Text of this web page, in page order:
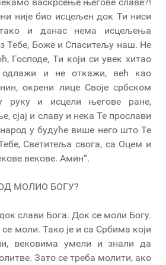
није био исцељен док Ти ниси
и данас нема исцељења
Тебе, Боже и Спаситељу наш. Не
Господе, Ти који си увек хитао
и не откажи, већ као
окрени лице Своје србском
руку и исцели његове ране,
сјај и славу и нека Те прослави
у будуће више него што Те
Светитеља свога, са Оцем и
векове. Амин“.
МОЛИО БОГУ?
слави Бога. Док се моли Богу.
моли. Тако је и са Србима који
вековима умели и знали да
Зато се треба молити, ако